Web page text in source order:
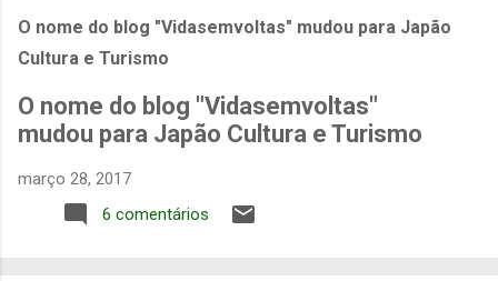
O nome do blog "Vidasemvoltas" mudou para Japão
Cultura e Turismo
O nome do blog "Vidasemvoltas"
mudou para Japão Cultura e Turismo
março 28, 2017
6 comentários